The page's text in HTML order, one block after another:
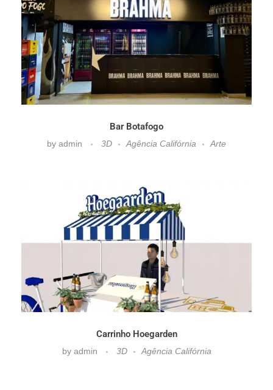
Bar Botafogo
by admin 3D Agência Califórnia Arte
Carrinho Hoegarden
by admin 3D Agência Califórnia